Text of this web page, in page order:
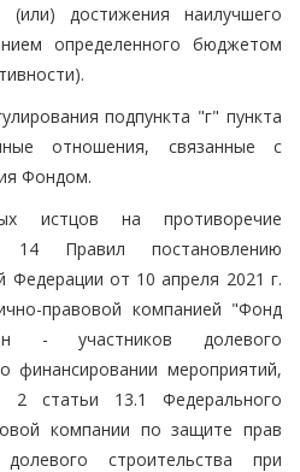
(или) достижения наилучшего
определенного бюджетом
подпункта "г" пункта
отношения, связанные с
Фондом.
истцов на противоречие
14 Правил постановлению
Федерации от 10 апреля 2021 г.
правовой компанией "Фонд
- участников долевого
финансировании мероприятий,
2 статьи 13.1 Федерального
компании по защите прав
строительства при